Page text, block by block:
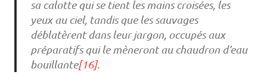
sa calotte qui se tient les mains croisées, les
yeux au ciel, tandis que les sauvages
déblatèrent dans leur jargon, occupés aux
préparatifs qui le mèneront au chaudron d’eau
bouillante[16].